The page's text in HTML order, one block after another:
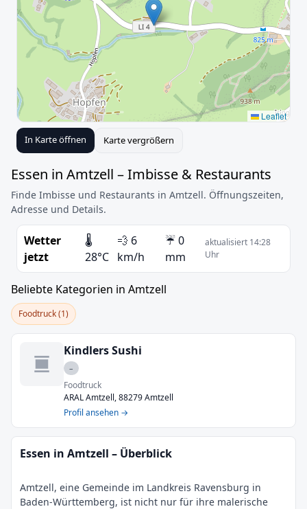
Leaflet
In Karte öffnen Karte vergrößern
Essen in Amtzell – Imbisse & Restaurants
Finde Imbisse und Restaurants in Amtzell. Öffnungszeiten,
Adresse und Details.
Wetter
jetzt
🌡️
28°C
💨 6
km/h
☔ 0
mm
aktualisiert 14:28
Uhr
Beliebte Kategorien in Amtzell
Foodtruck (1)
Kindlers Sushi
–
Foodtruck
ARAL Amtzell, 88279 Amtzell
Profil ansehen →
Essen in Amtzell – Überblick
Amtzell, eine Gemeinde im Landkreis Ravensburg in
Baden-Württemberg, ist nicht nur für ihre malerische